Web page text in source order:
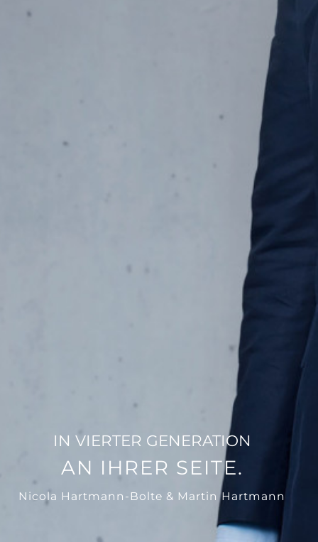
IN VIERTER GENERATION
AN IHRER SEITE.
Nicola Hartmann-Bolte & Martin Hartmann